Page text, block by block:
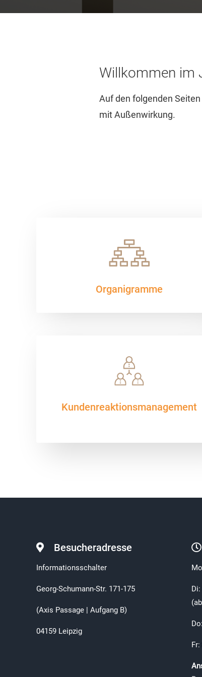
Willkommen im
Auf den folgenden
mit Außenwirkung.
Organigramme
Kunden­rea­ktions­­manage­ment
Besucheradresse
Informationsschalter
Georg-Schumann-Str. 171-175
(Axis Passage | Aufgang B)
04159 Leipzig